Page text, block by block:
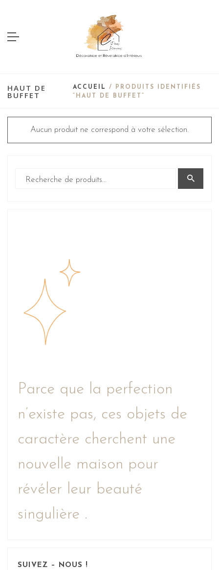
HAUT DE
BUFFET
ACCUEIL
/ PRODUITS IDENTIFIÉS
“HAUT DE BUFFET”
Aucun produit ne correspond à votre sélection.
Parce que la perfection
n’existe pas, ces objets de
caractère cherchent une
nouvelle maison pour
révéler leur beauté
singulière .
SUIVEZ – NOUS !